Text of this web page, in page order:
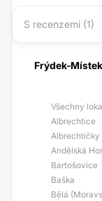
S recenzemi (1)
Frýdek-Místek
Všechny
Albrechtice
Albrechtičky
Andělská
Bartošovice
Baška
Bělá